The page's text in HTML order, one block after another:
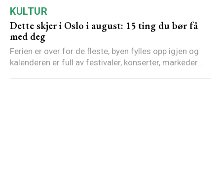
KULTUR
Dette skjer i Oslo i august: 15 ting du bør få
med deg
Ferien er over for de fleste, byen fylles opp igjen og
kalenderen er full av festivaler, konserter, markeder...